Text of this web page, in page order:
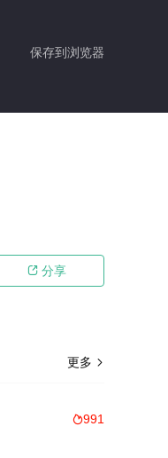
保存到浏览器
 分享
更多 
991